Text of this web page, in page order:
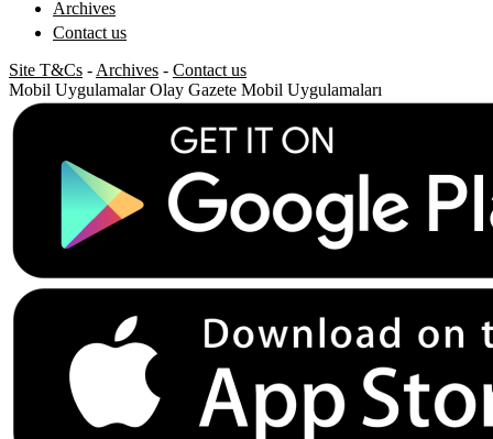
Archives
Contact us
Site T&Cs - Archives - Contact us
Mobil Uygulamalar Olay Gazete Mobil Uygulamaları